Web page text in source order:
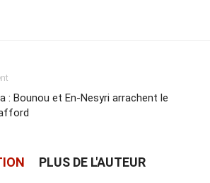
: Bounou et En-Nesyri arrachent le
PLUS DE L'AUTEUR